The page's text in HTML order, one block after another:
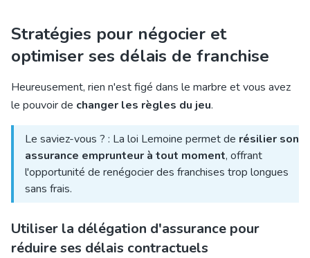
Stratégies pour négocier et
optimiser ses délais de franchise
Heureusement, rien n'est figé dans le marbre et vous avez
le pouvoir de changer les règles du jeu.
Le saviez-vous ? : La loi Lemoine permet de résilier son
assurance emprunteur à tout moment, offrant
l'opportunité de renégocier des franchises trop longues
sans frais.
Utiliser la délégation d'assurance pour
réduire ses délais contractuels